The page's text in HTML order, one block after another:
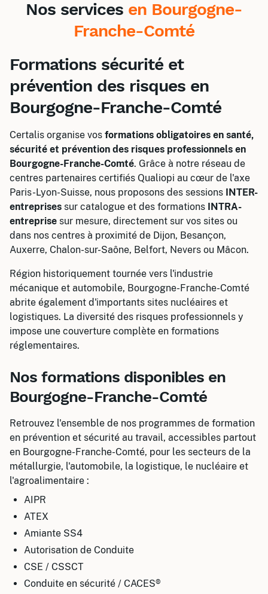
Nos services en Bourgogne-
Franche-Comté
Formations sécurité et
prévention des risques en
Bourgogne-Franche-Comté
Certalis organise vos formations obligatoires en santé,
sécurité et prévention des risques professionnels en
Bourgogne-Franche-Comté. Grâce à notre réseau de
centres partenaires certifiés Qualiopi au cœur de l'axe
Paris-Lyon-Suisse, nous proposons des sessions
INTER-
entreprises sur catalogue et des formations
INTRA-
entreprise sur mesure, directement sur vos sites ou
dans nos centres à proximité de Dijon, Besançon,
Auxerre, Chalon-sur-Saône, Belfort, Nevers ou Mâcon.
Région historiquement tournée vers l'industrie
mécanique et automobile, Bourgogne-Franche-Comté
abrite également d'importants sites nucléaires et
logistiques. La diversité des risques professionnels y
impose une couverture complète en formations
réglementaires.
Nos formations disponibles en
Bourgogne-Franche-Comté
Retrouvez l'ensemble de nos programmes de formation
en prévention et sécurité au travail, accessibles partout
en Bourgogne-Franche-Comté, pour les secteurs de la
métallurgie, l'automobile, la logistique, le nucléaire et
l'agroalimentaire :
AIPR
ATEX
Amiante SS4
Autorisation de Conduite
CSE / CSSCT
Conduite en sécurité / CACES®